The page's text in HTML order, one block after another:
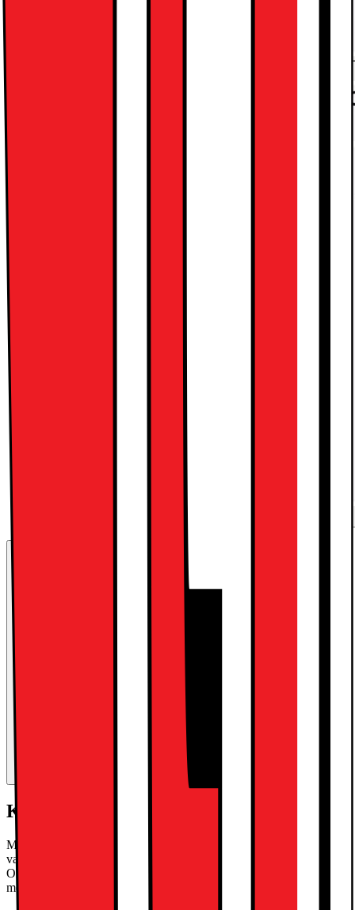
Kort om produkten
Med iPad Pro 11" kan du enkelt släppa lös din kreativa talang, tack
vare den kraftfulla Apple M5-processorn, Ultra Retina XDR
OLED-skärm med ProMotion och en 12 megapixels bakre kamera
med ProRes-stöd.